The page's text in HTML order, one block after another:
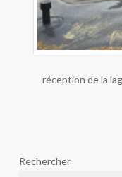
réception de la
Rechercher